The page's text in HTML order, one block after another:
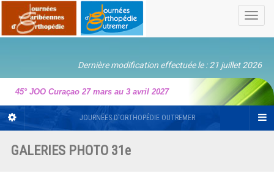
Dernière modification effectuée le : 21 juillet 2026
45° JOO Curaçao 27 mars au 3 avril 2027
JOURNÉES D'ORTHOPÉDIE OUTREMER
GALERIES PHOTO 31e